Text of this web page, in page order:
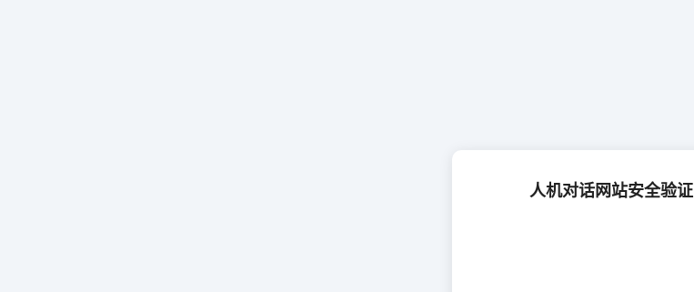
人机对话网站安全验证